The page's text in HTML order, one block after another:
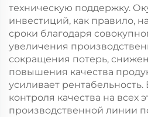
техническую поддержку.
инвестиций, как правило,
сроки благодаря
увеличения
сокращения потерь,
повышения качества
усиливает
контроля качества на всех
производственной линии